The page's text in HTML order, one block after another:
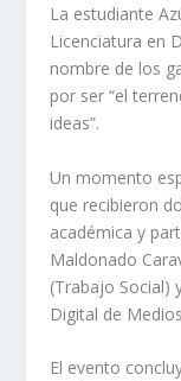
La estudiante
Licenciatura en
nombre de los
por ser “el
ideas”.
Un momento
que recibieron
académica y
Maldonado
(Trabajo Social)
Digital de
El evento